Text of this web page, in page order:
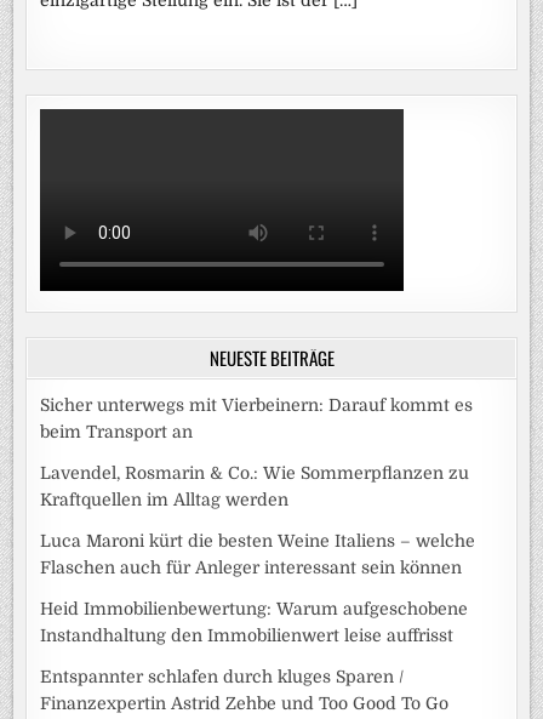
NEUESTE BEITRÄGE
Sicher unterwegs mit Vierbeinern: Darauf kommt es
beim Transport an
Lavendel, Rosmarin & Co.: Wie Sommerpflanzen zu
Kraftquellen im Alltag werden
Luca Maroni kürt die besten Weine Italiens – welche
Flaschen auch für Anleger interessant sein können
Heid Immobilienbewertung: Warum aufgeschobene
Instandhaltung den Immobilienwert leise auffrisst
Entspannter schlafen durch kluges Sparen /
Finanzexpertin Astrid Zehbe und Too Good To Go